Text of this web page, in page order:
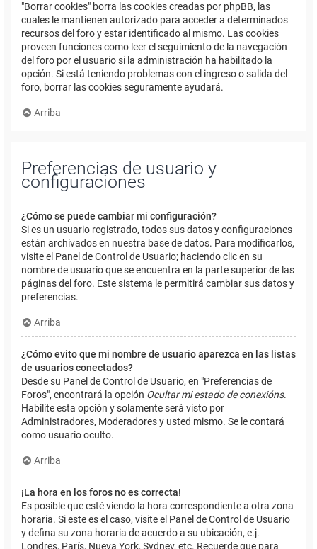
"Borrar cookies" borra las cookies creadas por phpBB, las
cuales le mantienen autorizado para acceder a determinados
recursos del foro y estar identificado al mismo. Las cookies
proveen funciones como leer el seguimiento de la navegación
del foro por el usuario si la administración ha habilitado la
opción. Si está teniendo problemas con el ingreso o salida del
foro, borrar las cookies seguramente ayudará.
Arriba
Preferencias de usuario y
configuraciones
¿Cómo se puede cambiar mi configuración?
Si es un usuario registrado, todos sus datos y configuraciones
están archivados en nuestra base de datos. Para modificarlos,
visite el Panel de Control de Usuario; haciendo clic en su
nombre de usuario que se encuentra en la parte superior de las
páginas del foro. Este sistema le permitirá cambiar sus datos y
preferencias.
Arriba
¿Cómo evito que mi nombre de usuario aparezca en las listas
de usuarios conectados?
Desde su Panel de Control de Usuario, en "Preferencias de
Foros", encontrará la opción Ocultar mi estado de conexións.
Habilite esta opción y solamente será visto por
Administradores, Moderadores y usted mismo. Se le contará
como usuario oculto.
Arriba
¡La hora en los foros no es correcta!
Es posible que esté viendo la hora correspondiente a otra zona
horaria. Si este es el caso, visite el Panel de Control de Usuario
y defina su zona horaria de acuerdo a su ubicación, e.j.
Londres, París, Nueva York, Sydney, etc. Recuerde que para